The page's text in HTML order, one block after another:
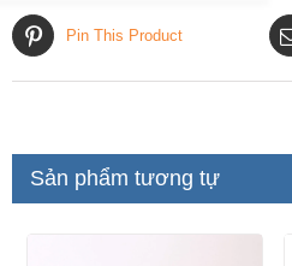
Pin This Product
Sản phẩm tương tự